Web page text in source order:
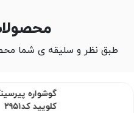
طبق نظر و سلیقه ی شما
گوشواره
کلویید کد۲۹۵۱